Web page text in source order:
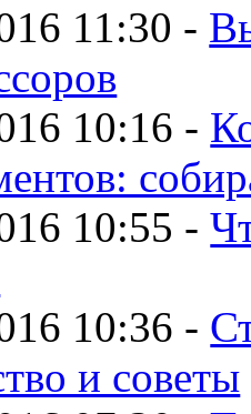
11:30 -
10:16 -
10:55 -
10:36 -
и советы